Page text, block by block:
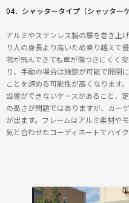
04．シャッタータイプ（シャッターゲ
アルミやステンレス製の扉を巻き上
り人の身長より高いため乗り越えて
物が飛んできても車が傷つきにくく
り、手動の場合は施錠が可能で開閉
ことを諦める可能性が高くなります
設置ができないケースがあること、
の高さが問題ではありますが、カー
が出ます。フレームはアルミ素材や
気と合わせたコーディネートでハイ